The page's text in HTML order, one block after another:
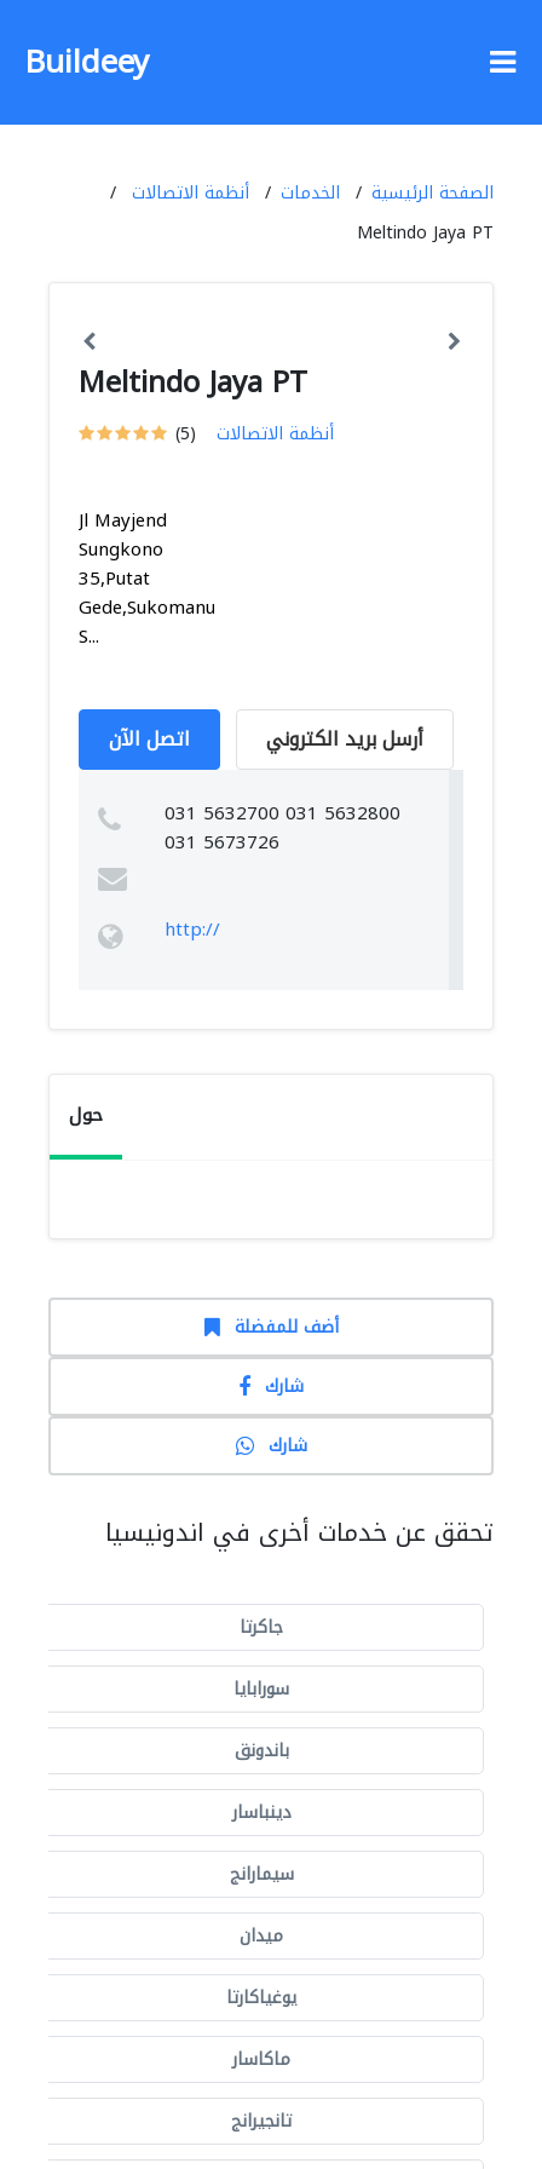
Buildeey
الصفحة الرئيسية الخدمات
أنظمة الاتصالات
Meltindo Jaya PT
Meltindo Jaya PT
(5) أنظمة الاتصالات
Jl Mayjend
Sungkono
35,Putat
Gede,Sukomanunggal,
S...
اتصل الآن أرسل بريد الكتروني
031 5632700 031 5632800
031 5673726
http://
حول
أضف للمفضلة
شارك
شارك
تحقق عن خدمات أخرى في اندونيسيا
جاكرتا
سورابايا
باندونق
دينباسار
سيمارانج
ميدان
يوغياكارتا
ماكاسار
تانجيرانج